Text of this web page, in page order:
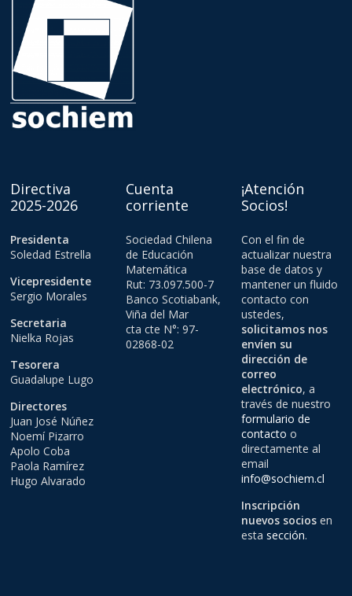
Directiva
2025-2026
Presidenta
Soledad Estrella
Vicepresidente
Sergio Morales
Secretaria
Nielka Rojas
Tesorera
Guadalupe Lugo
Directores
Juan José Núñez
Noemí Pizarro
Apolo Coba
Paola Ramírez
Hugo Alvarado
Cuenta
corriente
Sociedad Chilena
de Educación
Matemática
Rut: 73.097.500-7
Banco Scotiabank,
Viña del Mar
cta cte N°: 97-
02868-02
¡Atención
Socios!
Con el fin de
actualizar nuestra
base de datos y
mantener un fluido
contacto con
ustedes,
solicitamos nos
envíen su
dirección de
correo
electrónico, a
través de nuestro
formulario de
contacto o
directamente al
email
info@sochiem.cl
Inscripción
nuevos sociosen
esta sección.